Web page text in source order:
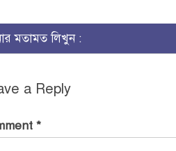
মতামত লিখুন :
a Reply
*